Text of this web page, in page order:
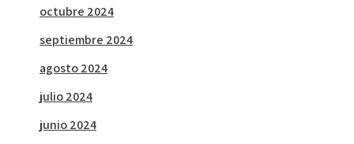
octubre 2024
septiembre 2024
agosto 2024
julio 2024
junio 2024